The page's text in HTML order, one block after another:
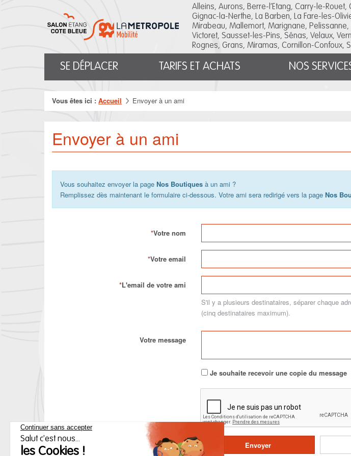
Alleins, Aurons, Berre-l’Etang, Carry-le-
Gignac-la-Nerthe, La Barben, La Fare-les-
Mirabeau, Mallemort, Marignane,
Victoret, Sausset-les-Pins, Sénas, Velaux,
Rognes, Grans, Miramas, Cornillon-Confoux,
principal
SE DÉPLACER TARIFS ET ACHATS NOS
Vous êtes ici : Accueil Envoyer à un ami
Envoyer à un ami
Vous souhaitez envoyer la page Nos Boutiques à un ami ?
Remplissez dès maintenant le formulaire ci-dessous. Votre ami sera redirigé vers la page Nos
*Votre nom
*Votre email
*L'email de votre ami
S'il y a plusieurs destinataires, séparer chaque
(cinq destinataires maximum).
Votre message
Je souhaite recevoir une copie du message
Envoyer